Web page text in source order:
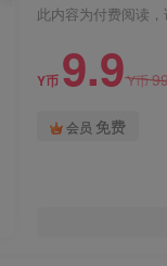
此内容为付费阅读
Y币 9.9Y币
会员 免费